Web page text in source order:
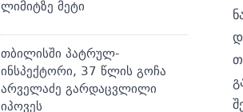
ლიმიტზე მეტი
თბილისში პატრულ-
ინსპექტორი, 37 წლის გოჩა
არველაძე გარდაცვლილი
იპოვეს